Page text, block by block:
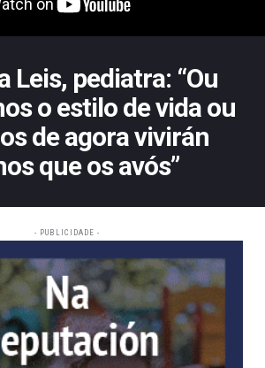
Leis, pediatra: “Ou
o estilo de vida ou
de agora vivirán
que os avós”
- PUBLICIDADE -